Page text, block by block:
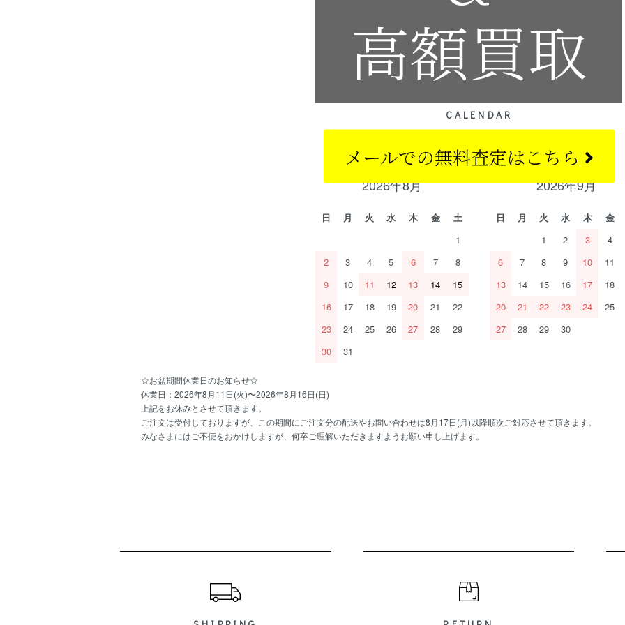
高額買取
メールでの無料査定はこちら
CALENDAR
2026年8月
日 月 火 水 木 金
土
1
2
3 4 5 6 7
8
9
10 11 12 13 14
15
16
17 18 19 20 21
22
23
24 25 26 27 28
29
30
31
2026年9月
日 月 火 水 木 金
1
2 3 4
6
7 8 9 10 11
13
14 15 16 17 18
20
21 22 23 24 25
27
28 29 30
☆お盆期間休業日のお知らせ☆
休業日：2026年8月11日(火)〜2026年8月16日(日)
上記をお休みとさせて頂きます。
ご注文は受付しておりますが、この期間にご注文分の配送やお問い合わせは8月17日(月)以降順次ご対応させて頂きます。
みなさまにはご不便をおかけしますが、何卒ご理解いただきますようお願い申し上げます。